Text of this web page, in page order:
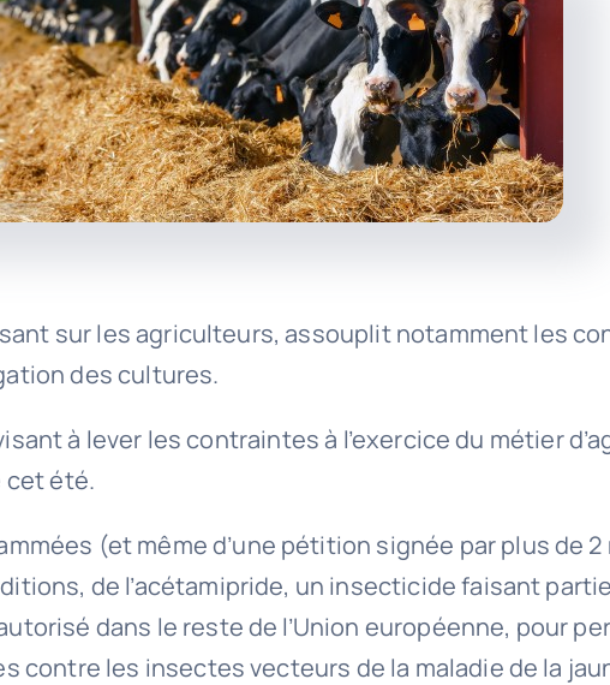
sur les agriculteurs, assouplit notamment les
des cultures.
à lever les contraintes à l’exercice du métier
cet été.
(et même d’une pétition signée par plus de
de l’acétamipride, un insecticide faisant
dans le reste de l’Union européenne, pour
contre les insectes vecteurs de la maladie de la